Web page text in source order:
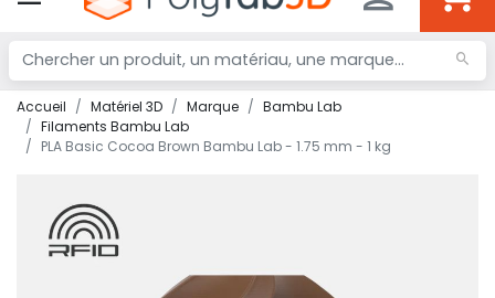
Accueil Matériel 3D Marque
Bambu Lab
Filaments Bambu Lab
PLA Basic Cocoa Brown Bambu Lab - 1.75 mm - 1 kg